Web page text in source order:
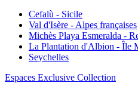
Cefalù - Sicile
Val d'Isère - Alpes françaises
Michès Playa Esmeralda -
La Plantation d'Albion - Île
Seychelles
Espaces Exclusive Collection